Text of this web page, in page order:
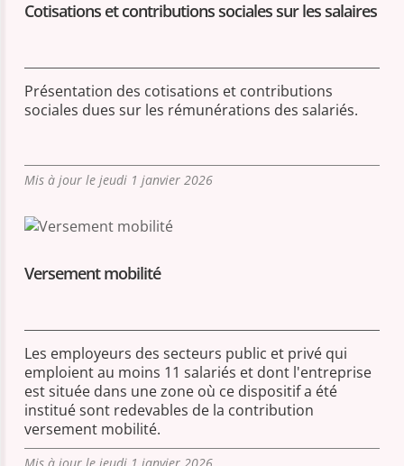
Cotisations et contributions sociales sur les salaires
Présentation des cotisations et contributions
sociales dues sur les rémunérations des salariés.
Mis à jour le jeudi 1 janvier 2026
Versement mobilité
Les employeurs des secteurs public et privé qui
emploient au moins 11 salariés et dont l'entreprise
est située dans une zone où ce dispositif a été
institué sont redevables de la contribution
versement mobilité.